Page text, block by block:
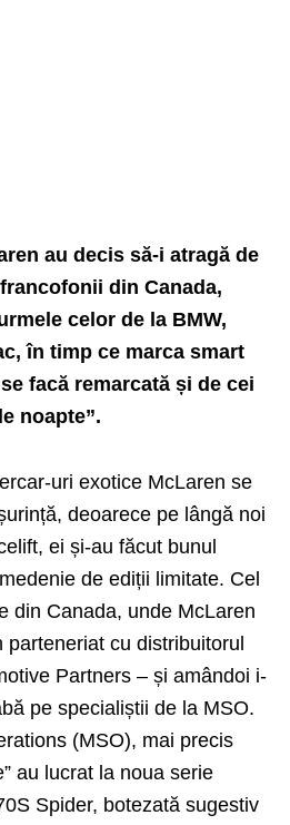
au decis să-i atragă de
din Canada,
celor de la BMW,
în timp ce marca smart
facă remarcată și de cei
noapte”.
uri exotice McLaren se
deoarece pe lângă noi
ei și-au făcut bunul
de ediții limitate. Cel
din Canada, unde McLaren
cu distribuitorul
Partners – și amândoi i-
pe specialiștii de la MSO.
(MSO), mai precis
au lucrat la noua serie
Spider, botezată sugestiv